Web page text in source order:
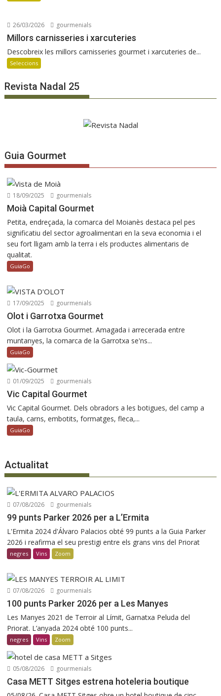
26/03/2026 gourmenials
Millors carnisseries i xarcuteries
Descobreix les millors carnisseries gourmet i xarcuteries de...
Seleccions
Revista Nadal 25
Guia Gourmet
18/09/2025 gourmenials
Moià Capital Gourmet
Petita, endreçada, la comarca del Moianès destaca pel pes
significatiu del sector agroalimentari en la seva economia i el
seu fort lligam amb la terra i els productes alimentaris de
qualitat.
GuiaGo
17/09/2025 gourmenials
Olot i Garrotxa Gourmet
Olot i la Garrotxa Gourmet. Amagada i arrecerada entre
muntanyes, la comarca de la Garrotxa se'ns...
GuiaGo
01/09/2025 gourmenials
Vic Capital Gourmet
Vic Capital Gourmet. Dels obradors a les botigues, del camp a
taula, carns, embotits, formatges, fleca,...
GuiaGo
Actualitat
07/08/2026 gourmenials
99 punts Parker 2026 per a L’Ermita
L'Ermita 2024 d'Álvaro Palacios obté 99 punts a la Guia Parker
2026 i reafirma el seu prestigi entre els grans vins del Priorat
negres Vins Zoom
07/08/2026 gourmenials
100 punts Parker 2026 per a Les Manyes
Les Manyes 2021 de Terroir al Límit, Garnatxa Peluda del
Priorat. L’anyada 2024 obté 100 punts...
negres Vins Zoom
05/08/2026 gourmenials
Casa METT Sitges estrena hoteleria boutique